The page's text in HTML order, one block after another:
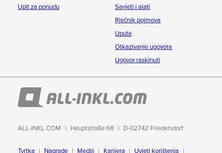
Upit za ponudu
Savjeti i alati
Rječnik pojmova
Upute
Otkazivanje ugovora
Ugovor raskinuti
ALL-INKL.COM Hauptstraße 68 D-02742 Friedersdorf
Tvrtka Nagrade Mediji Karijera Uvjeti korištenja